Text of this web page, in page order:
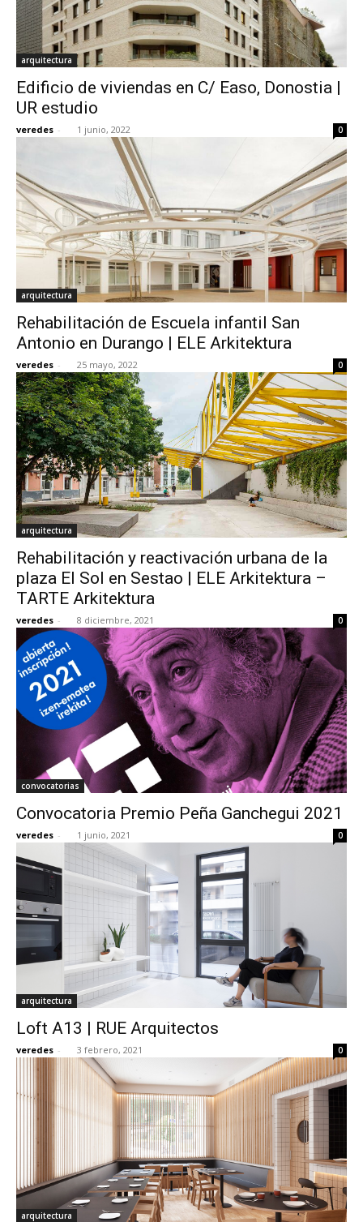
arquitectura
Edificio de viviendas en C/ Easo, Donostia |
UR estudio
veredes - 1 junio, 2022 0
arquitectura
Rehabilitación de Escuela infantil San
Antonio en Durango | ELE Arkitektura
veredes - 25 mayo, 2022 0
arquitectura
Rehabilitación y reactivación urbana de la
plaza El Sol en Sestao | ELE Arkitektura –
TARTE Arkitektura
veredes - 8 diciembre, 2021 0
convocatorias
Convocatoria Premio Peña Ganchegui 2021
veredes - 1 junio, 2021 0
arquitectura
Loft A13 | RUE Arquitectos
veredes - 3 febrero, 2021 0
arquitectura